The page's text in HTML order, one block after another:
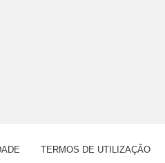
TERMOS DE UTILIZAÇÃO